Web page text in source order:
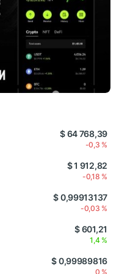
$ 64 768,39
-0,3 %
$ 1 912,82
-0,18 %
$ 0,99913137
-0,03 %
$ 601,21
1,4 %
$ 0,99989816
0 %